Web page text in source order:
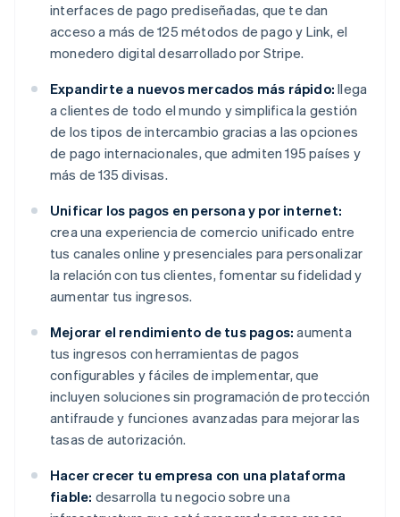
interfaces de pago prediseñadas, que te dan
acceso a más de 125 métodos de pago y Link, el
monedero digital desarrollado por Stripe.
Expandirte a nuevos mercados más rápido: llega
a clientes de todo el mundo y simplifica la gestión
de los tipos de intercambio gracias a las opciones
de pago internacionales, que admiten 195 países y
más de 135 divisas.
Unificar los pagos en persona y por internet:
crea una experiencia de comercio unificado entre
tus canales online y presenciales para personalizar
la relación con tus clientes, fomentar su fidelidad y
aumentar tus ingresos.
Mejorar el rendimiento de tus pagos: aumenta
tus ingresos con herramientas de pagos
configurables y fáciles de implementar, que
incluyen soluciones sin programación de protección
antifraude y funciones avanzadas para mejorar las
tasas de autorización.
Hacer crecer tu empresa con una plataforma
fiable: desarrolla tu negocio sobre una